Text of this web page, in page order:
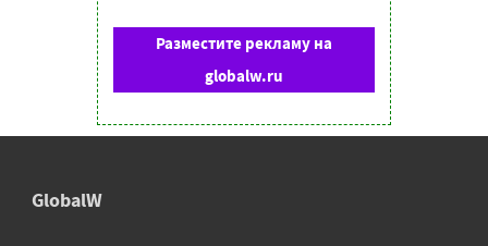
Разместите рекламу на
globalw.ru
GlobalW